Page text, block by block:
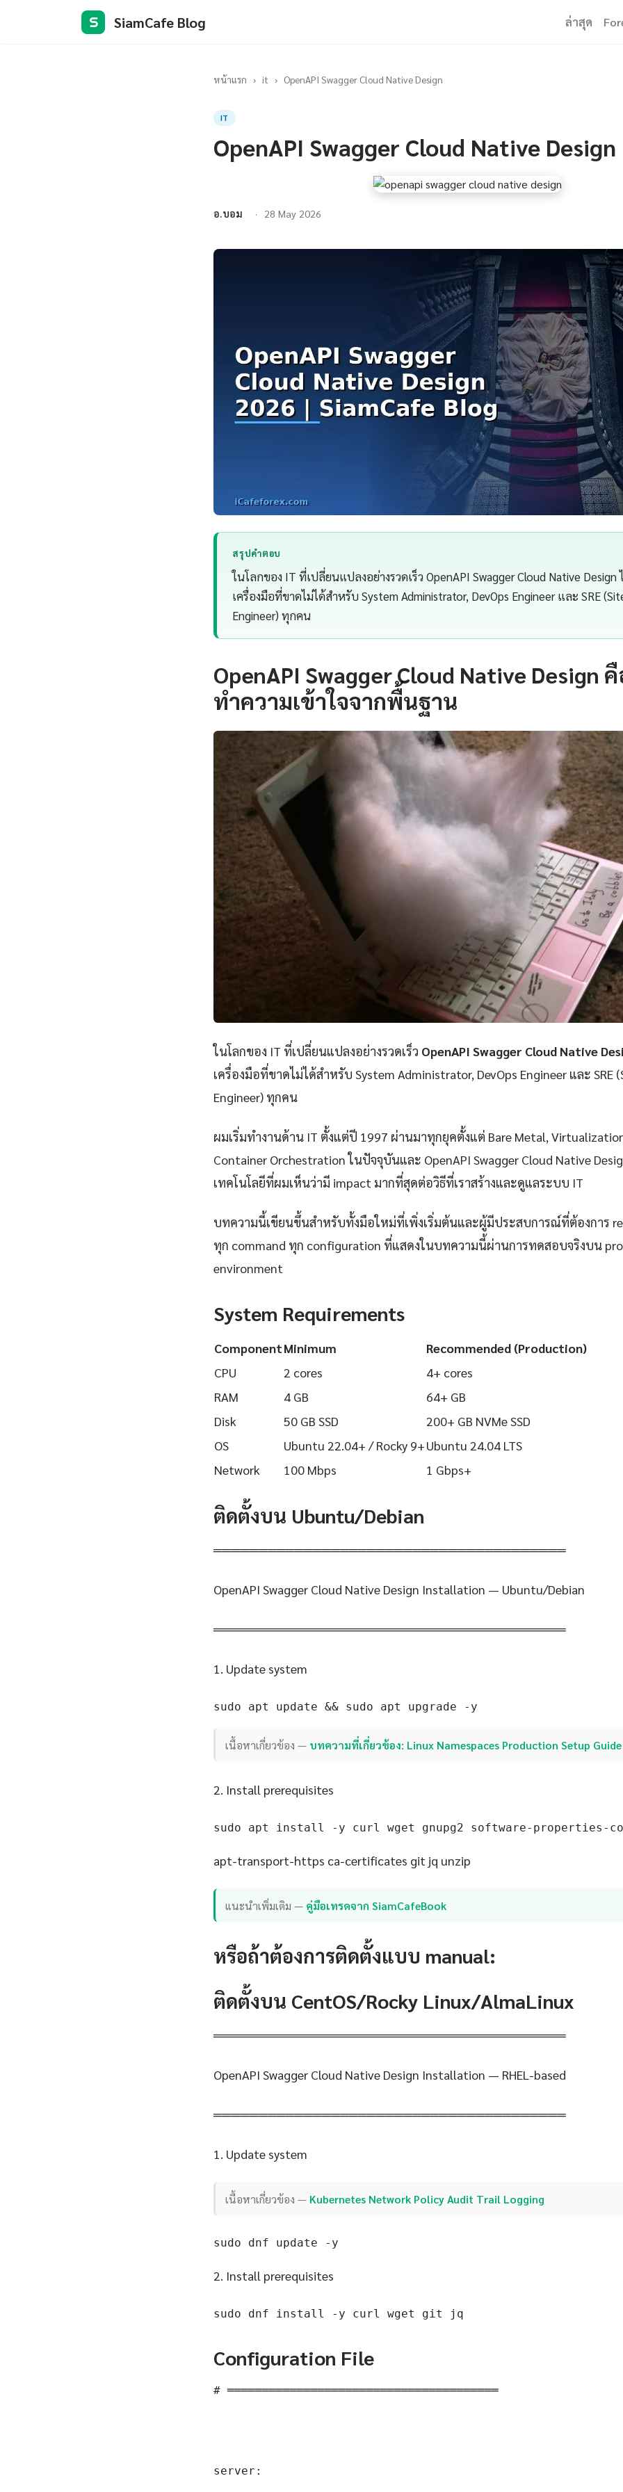
S SiamCafe Blog ล่าสุด
หน้าแรก › it › OpenAPI Swagger Cloud Native Design
IT
OpenAPI Swagger Cloud Native Design
อ.บอม 28 May 2026
สรุปคำตอบ
ในโลกของ IT ที่เปลี่ยนแปลงอย่างรวดเร็ว OpenAPI Swagger Cloud Native Design
เครื่องมือที่ขาดไม่ได้สำหรับ System Administrator, DevOps Engineer และ SRE
Engineer) ทุกคน
OpenAPI Swagger Cloud Native Design
ทำความเข้าใจจากพื้นฐาน
ในโลกของ IT ที่เปลี่ยนแปลงอย่างรวดเร็ว OpenAPI Swagger Cloud Native
เครื่องมือที่ขาดไม่ได้สำหรับ System Administrator, DevOps Engineer และ SRE
Engineer) ทุกคน
ผมเริ่มทำงานด้าน IT ตั้งแต่ปี 1997 ผ่านมาทุกยุคตั้งแต่ Bare Metal,
Container Orchestration ในปัจจุบันและ OpenAPI Swagger Cloud Native
เทคโนโลยีที่ผมเห็นว่ามี impact มากที่สุดต่อวิธีที่เราสร้างและดูแลระบบ IT
บทความนี้เขียนขึ้นสำหรับทั้งมือใหม่ที่เพิ่งเริ่มต้นและผู้มีประสบการณ์ที่ต้องการ
ทุก command ทุก configuration ที่แสดงในบทความนี้ผ่านการทดสอบจริงบน
environment
System Requirements
ComponentMinimum
Recommended (Production)
CPU
2 cores
4+ cores
RAM
4 GB
64+ GB
Disk
50 GB SSD
200+ GB NVMe SSD
OS
Ubuntu 22.04+ / Rocky 9+Ubuntu 24.04 LTS
Network
100 Mbps 1 Gbps+
ติดตั้งบน Ubuntu/Debian
═══════════════════════════════════════
OpenAPI Swagger Cloud Native Design Installation — Ubuntu/Debian
═══════════════════════════════════════
1. Update system
sudo apt update && sudo apt upgrade -y
เนื้อหาเกี่ยวข้อง — บทความที่เกี่ยวข้อง: Linux Namespaces Production Setup Guide
2. Install prerequisites
sudo apt install -y curl wget gnupg2 software-properties-
apt-transport-https ca-certificates git jq unzip
แนะนำเพิ่มเติม — คู่มือเทรดจาก SiamCafeBook
หรือถ้าต้องการติดตั้งแบบ manual:
ติดตั้งบน CentOS/Rocky Linux/AlmaLinux
═══════════════════════════════════════
OpenAPI Swagger Cloud Native Design Installation — RHEL-based
═══════════════════════════════════════
1. Update system
เนื้อหาเกี่ยวข้อง — Kubernetes Network Policy Audit Trail Logging
sudo dnf update -y
2. Install prerequisites
sudo dnf install -y curl wget git jq
Configuration File
# ═══════════════════════════════════════
server: